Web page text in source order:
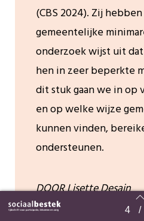
Terug naar overzicht 4 /
(CBS 2024). Zij
gemeentelijke
onderzoek wijst uit
hen in zeer beperkte
dit stuk gaan we in op
en op welke wijze
kunnen vinden,
ondersteunen.
DOOR Lisette Desain